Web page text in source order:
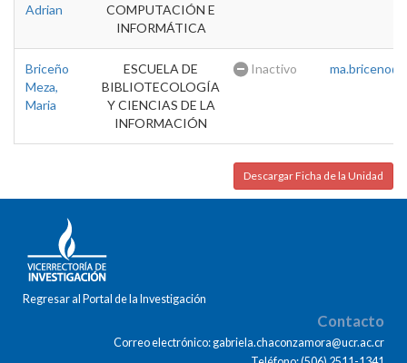
Adrian
COMPUTACIÓN E
INFORMÁTICA
Briceño
Meza,
Maria
ESCUELA DE
BIBLIOTECOLOGÍA
Y CIENCIAS DE LA
INFORMACIÓN
Inactivo
Descargar Ficha de la Unidad
Regresar al Portal de la Investigación
Contacto
Correo electrónico: gabriela.chaconzamora@ucr.ac.cr